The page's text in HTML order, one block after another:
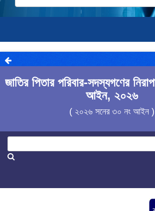
জাতির পিতার পরিবার-সদস্যগণের
আইন, ২০২৬
( ২০২৬ সনের ৩০ নং আইন )